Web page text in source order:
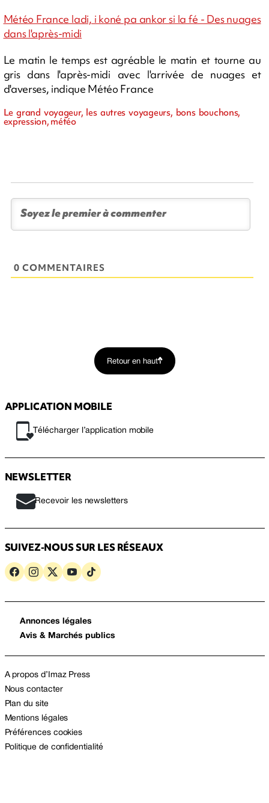
Météo France ladi, i koné pa ankor si la fé - Des nuages
dans l'après-midi
Le matin le temps est agréable le matin et tourne au
gris dans l'après-midi avec l'arrivée de nuages et
d'averses, indique Météo France
Le grand voyageur, les autres voyageurs, bons bouchons,
expression, météo
0 COMMENTAIRES
Retour en haut
APPLICATION MOBILE
Télécharger l’application mobile
NEWSLETTER
Recevoir les newsletters
SUIVEZ-NOUS SUR LES RÉSEAUX
Annonces légales
Avis & Marchés publics
A propos d’Imaz Press
Nous contacter
Plan du site
Mentions légales
Préférences cookies
Politique de confidentialité